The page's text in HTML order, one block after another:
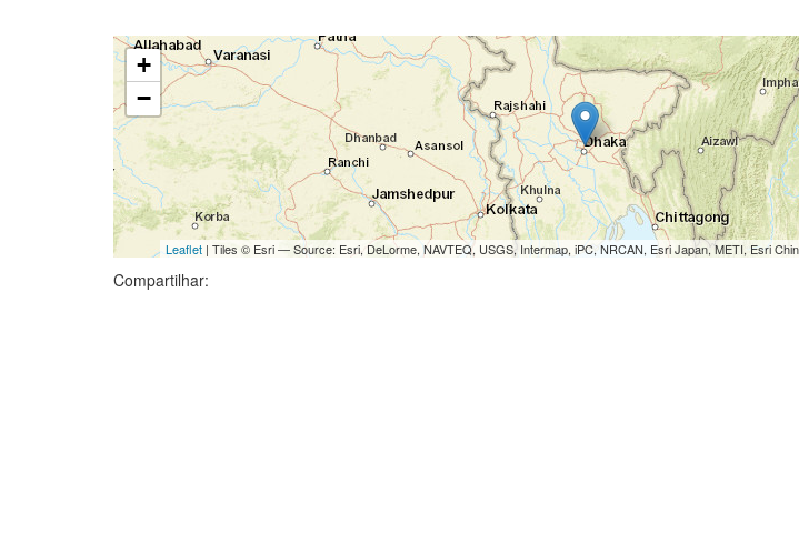
+
−
Leaflet| Tiles © Esri — Source: Esri, DeLorme, NAVTEQ, USGS, Intermap, iPC, NRCAN, Esri Japan, METI, Esri
Compartilhar: